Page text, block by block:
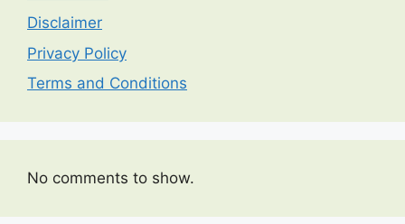
Disclaimer
Privacy Policy
Terms and Conditions
No comments to show.